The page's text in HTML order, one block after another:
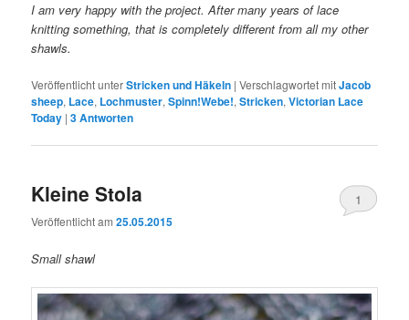
I am very happy with the project. After many years of lace
knitting something, that is completely different from all my other
shawls.
Veröffentlicht unterStricken und Häkeln |Verschlagwortet mitJacob
sheep, Lace, Lochmuster,Spinn!Webe!,Stricken,Victorian Lace
Today |3Antworten
Kleine Stola
Veröffentlicht am25.05.2015
1
Small shawl